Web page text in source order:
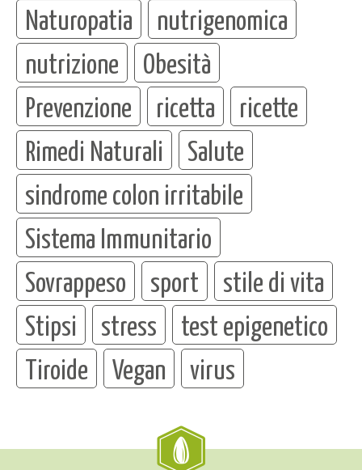
Naturopatia
nutrigenomica
nutrizione
Obesità
Prevenzione
ricetta
ricette
Rimedi Naturali
Salute
sindrome colon irritabile
Sistema Immunitario
Sovrappeso
sport
stile di vita
Stipsi
stress
test epigenetico
Tiroide
Vegan virus